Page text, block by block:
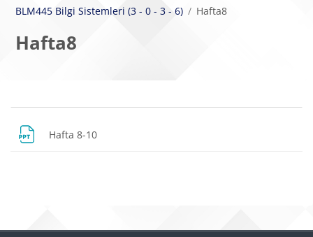
BLM445 Bilgi Sistemleri (3 - 0 - 3 - 6) Hafta8
Hafta8
Bloklar
Bölüm anahatları
Hafta 8-10